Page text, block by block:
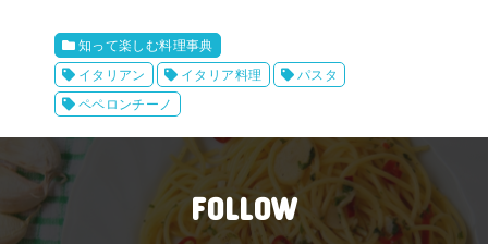
知って楽しむ料理事典
イタリアン
イタリア料理
パスタ
ペペロンチーノ
FOLLOW